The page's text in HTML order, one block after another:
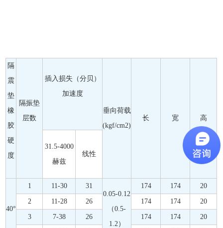
隔
震
垫
橡
胶
硬
度
隔振垫
层数
插入损失（分贝）
加速度
垂向荷载
(kgf/cm2)
长 宽 高
31.5-4000
赫兹
线性
40°
1 11-30
31
0.05-0.12
（0.5-
1.2）
174 174 20
2 11-28 26 174 174 20
3 7-38 26 174 174 20